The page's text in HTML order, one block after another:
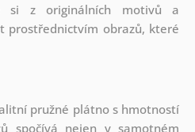
si z originálních motivů a
prostřednictvím obrazů, které
pružné plátno s hmotností
spočívá nejen v samotném